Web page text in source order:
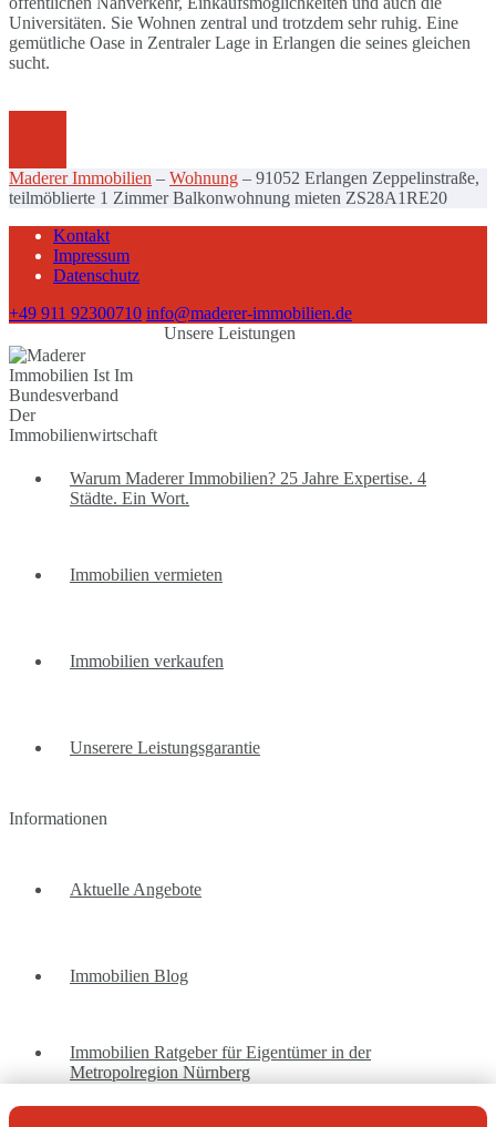
Universitäten. Sie Wohnen zentral und trotzdem sehr ruhig. Eine
gemütliche Oase in Zentraler Lage in Erlangen die seines gleichen
sucht.
Maderer Immobilien – Wohnung – 91052 Erlangen Zeppelinstraße,
teilmöblierte 1 Zimmer Balkonwohnung mieten ZS28A1RE20
Kontakt
Impressum
Datenschutz
+49 911 92300710 info@maderer-immobilien.de
Unsere Leistungen
Warum Maderer Immobilien? 25 Jahre Expertise. 4
Städte. Ein Wort.
Immobilien vermieten
Immobilien verkaufen
Unserere Leistungsgarantie
Informationen
Aktuelle Angebote
Immobilien Blog
Immobilien Ratgeber für Eigentümer in der
Metropolregion Nürnberg